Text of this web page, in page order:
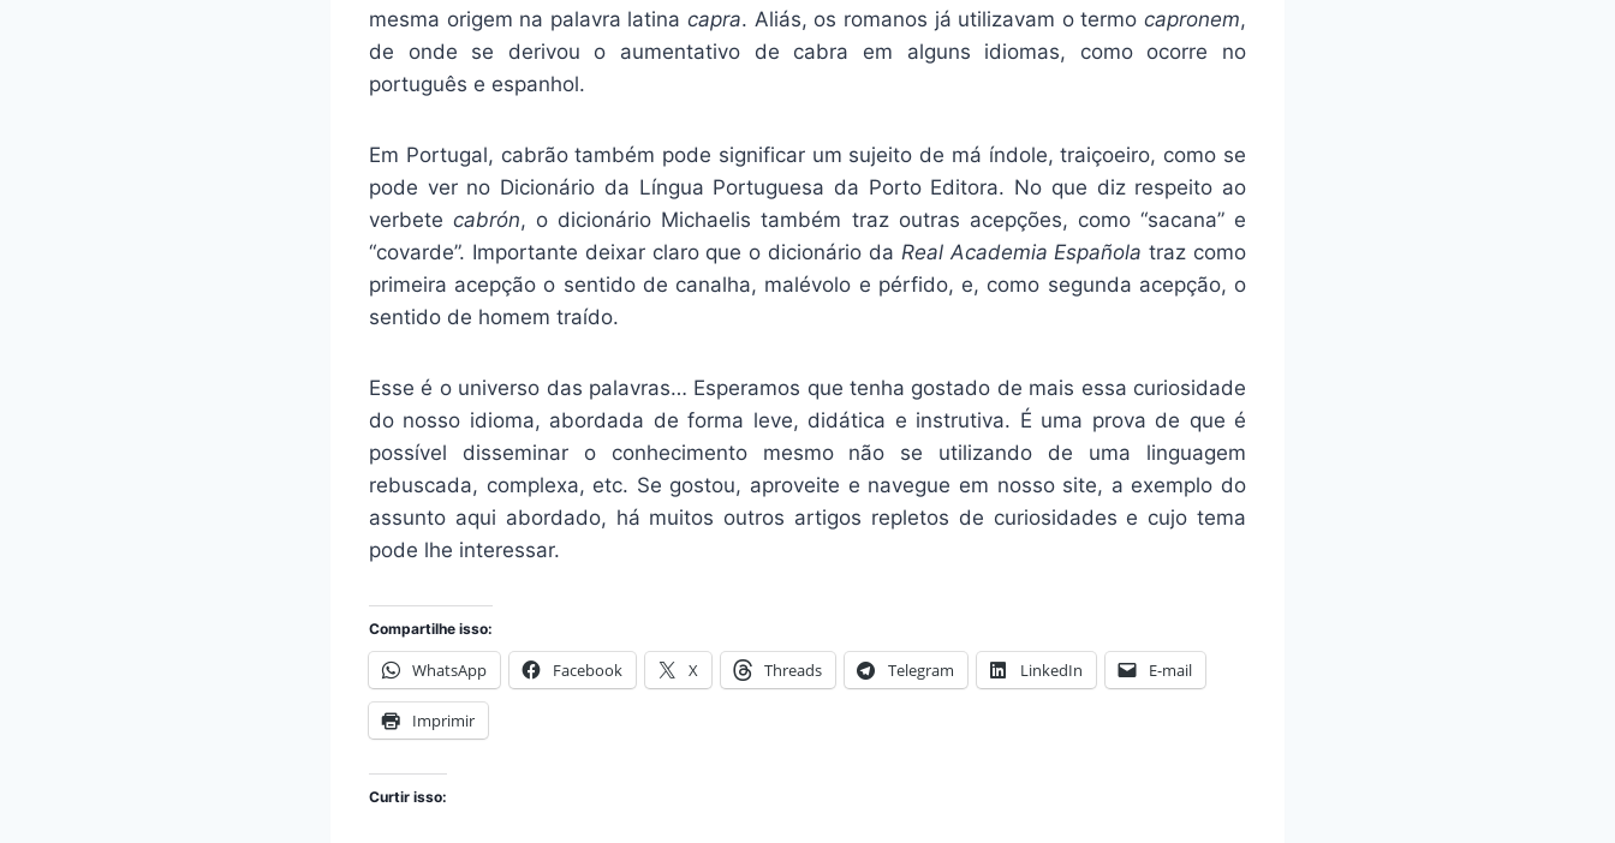
mesma origem na palavra latinacapra. Aliás, os romanos já utilizavam o termocapronem,
de onde se derivou o aumentativo de cabra em alguns idiomas, como ocorre no
português e espanhol.
Em Portugal, cabrão também pode significar um sujeito de má índole, traiçoeiro, como se
pode ver no Dicionário da Língua Portuguesa da Porto Editora. No que diz respeito ao
verbetecabrón, o dicionário Michaelis também traz outras acepções, como “sacana” e
“covarde”. Importante deixar claro que o dicionário da Real Academia Española traz como
primeira acepção o sentido de canalha, malévolo e pérfido, e, como segunda acepção, o
sentido de homem traído.
Esse é o universo das palavras… Esperamos que tenha gostado de mais essa curiosidade
do nosso idioma, abordada de forma leve, didática e instrutiva. É uma prova de que é
possível disseminar o conhecimento mesmo não se utilizando de uma linguagem
rebuscada, complexa, etc. Se gostou, aproveite e navegue em nosso site, a exemplo do
assunto aqui abordado, há muitos outros artigos repletos de curiosidades e cujo tema
pode lhe interessar.
Compartilhe isso:
WhatsApp Facebook X Threads Telegram LinkedIn E-mail
Imprimir
Curtir isso: